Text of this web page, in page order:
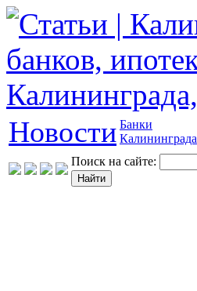
Новости Банки
Калининграда
Поиск на сайте: